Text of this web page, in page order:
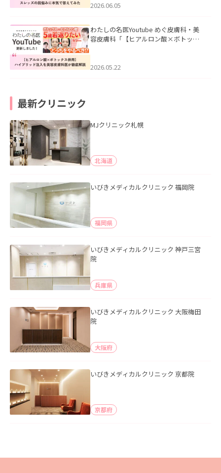
2026.06.05
わたしの名医Youtube めぐ皮膚科・美
容皮膚科「【ヒアルロン酸×ボトック
た。
2026.05.22
最新クリニック
MJクリニック札幌
北海道
いびきメディカルクリニック 福岡院
福岡県
いびきメディカルクリニック 神戸三宮
院
兵庫県
いびきメディカルクリニック 大阪梅田
院
大阪府
いびきメディカルクリニック 京都院
京都府